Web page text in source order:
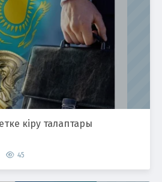
кіру талаптары
45